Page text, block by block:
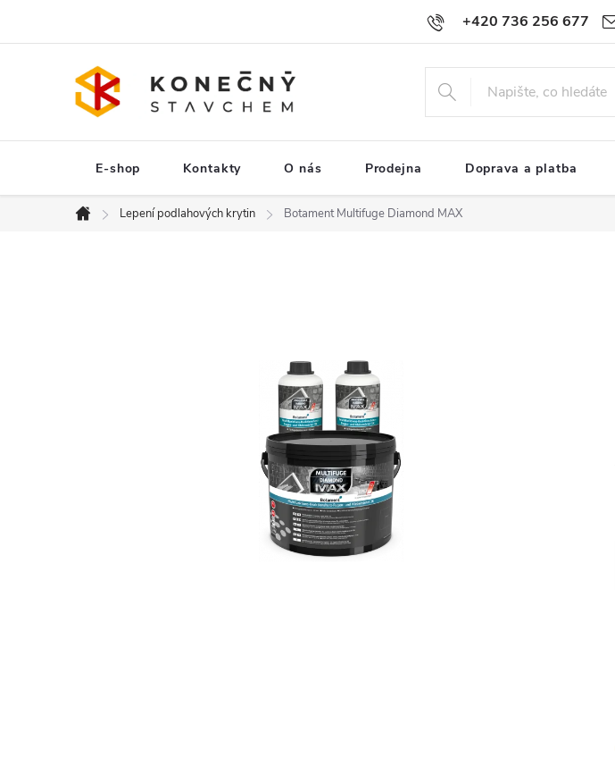
obsah
+420 736 256 677
E-shop Kontakty O nás Prodejna Doprava a platba
Domů
Lepení podlahových krytin Botament Multifuge Diamond MAX